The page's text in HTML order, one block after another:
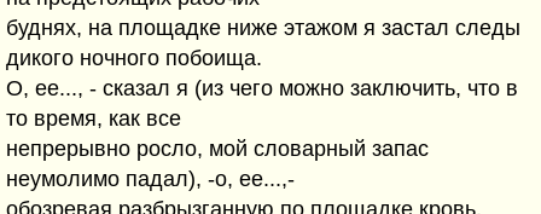
буднях, на площадке ниже этажом я застал следы
дикого ночного побоища.
О, ее..., - сказал я (из чего можно заключить, что в
то время, как все
непрерывно росло, мой словарный запас
неумолимо падал), -о, ее...,-
обозревая разбрызганную по площадке кровь,